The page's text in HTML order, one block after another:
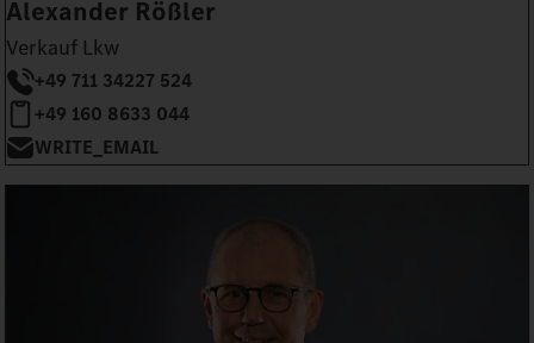
Alexander Rößler
Verkauf Lkw
+49 711 34227 524
+49 160 8633 044
WRITE_EMAIL